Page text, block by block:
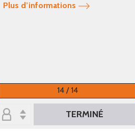
Plus d’informations
14 / 14
TERMINÉ